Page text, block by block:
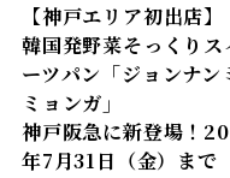
【神戸エリア初出店】
韓国発野菜そっくりス
ーツパン「ジョンナン
ミョンガ」
神戸阪急に新登場！
年7月31日（金）まで